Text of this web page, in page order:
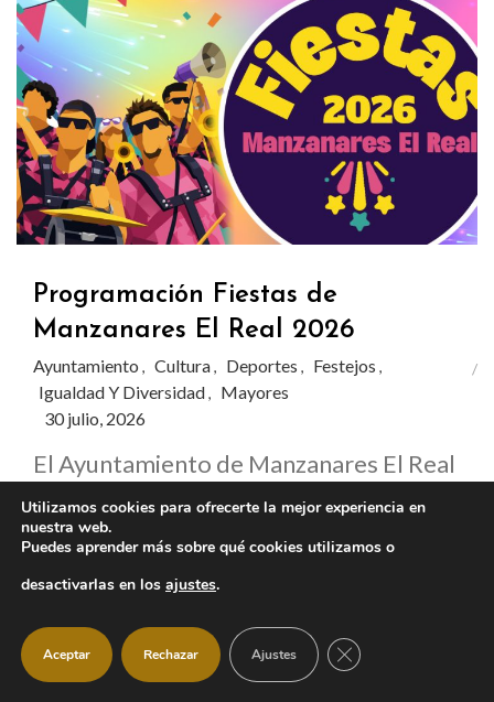
Programación Fiestas de
Manzanares El Real 2026
Ayuntamiento , Cultura, Deportes , Festejos ,
Igualdad Y Diversidad, Mayores
30 julio, 2026
El Ayuntamiento de Manzanares El Real
presenta la programación oficial de las
Fiestas 2026, que se celebrarán del
jueves 30 de julio al lunes 3 de agosto con
actividades para todas las edades,
conciertos, charangas, eventos infantiles
Utilizamos cookies para ofrecerte la mejor experiencia en
nuestra web.
Puedes aprender más sobre qué cookies utilizamos o
desactivarlas en los ajustes.
Aceptar Rechazar Ajustes CERRAR EL